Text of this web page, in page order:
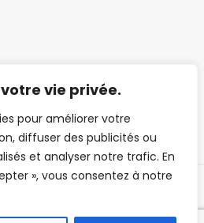
vie privée.
pour améliorer votre
diffuser des publicités ou
et analyser notre trafic. En
», vous consentez à notre
Montbéliard - Mulhouse- Héricourt |
|Mentions Légales